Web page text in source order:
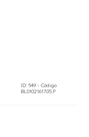
ID: 549 - Código
BL01021617.05.P